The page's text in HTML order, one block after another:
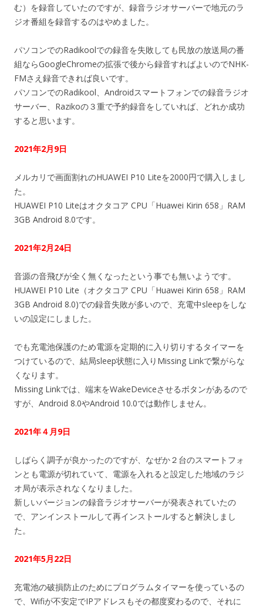
む）を録音していたのですが、録音ラジオサーバーで地元のラ
ジオ番組を録音するのはやめました。
パソコンでのRadikoolでの録音を失敗しても民放の放送局の番
組ならGoogleChromeの拡張で後から録音すればよいのでNHK-
FMさえ録音できれば良いです。
パソコンでのRadikool、Androidスマートフォンでの録音ラジオ
サーバー、Razikoの３重で予約録音をしていれば、どれか成功
すると思います。
2021年2月9日
メルカリで画面割れのHUAWEI P10 Liteを2000円で購入しまし
た。
HUAWEI P10 Liteはオクタコア CPU「Huawei Kirin 658」RAM
3GB Android 8.0です。
2021年2月24日
音源の音飛びが全く無くなったという事でも無いようです。
HUAWEI P10 Lite（オクタコア CPU「Huawei Kirin 658」RAM
3GB Android 8.0)での録音失敗が多いので、充電中sleepをしな
いの設定にしました。
でも充電池保護のため電源を定期的に入り切りするタイマーを
つけているので、結局sleep状態に入りMissing Linkで繋がらな
くなります。
Missing Linkでは、端末をWakeDeviceさせるボタンがあるので
すが、Android 8.0やAndroid 10.0では動作しません。
2021年４月9日
しばらく調子が良かったのですが、なぜか２台のスマートフォ
ンとも電源が切れていて、電源を入れると設定した地域のラジ
オ局が表示されなくなりました。
新しいバージョンの録音ラジオサーバーが発表されていたの
で、アンインストールして再インストールすると解決しまし
た。
2021年5月22日
充電池の破損防止のためにプログラムタイマーを使っているの
で、Wifiが不安定でIPアドレスもその都度変わるので、それに